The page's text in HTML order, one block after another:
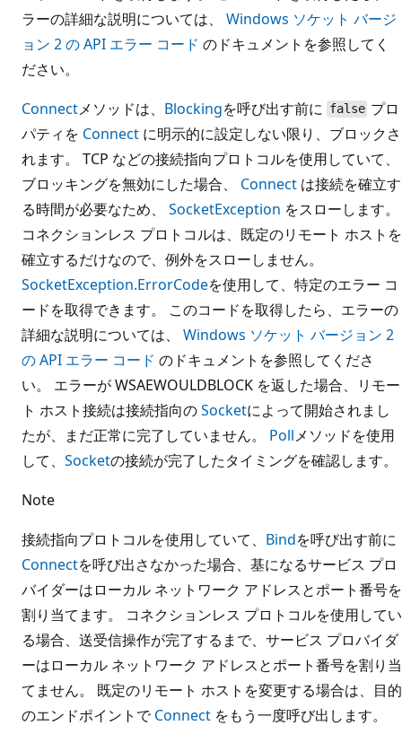
ラーの詳細な説明については、 Windows ソケット バージ
ョン 2 の API エラー コード のドキュメントを参照してく
ださい。
Connectメソッドは、 Blockingを呼び出す前に false プロ
パティを Connect に明示的に設定しない限り、ブロックさ
れます。 TCP などの接続指向プロトコルを使用していて、
ブロッキングを無効にした場合、 Connect は接続を確立す
る時間が必要なため、 SocketException をスローします。
コネクションレス プロトコルは、既定のリモート ホストを
確立するだけなので、例外をスローしません。
SocketException.ErrorCodeを使用して、特定のエラー コ
ードを取得できます。 このコードを取得したら、エラーの
詳細な説明については、 Windows ソケット バージョン 2
の API エラー コード のドキュメントを参照してくださ
い。 エラーが WSAEWOULDBLOCK を返した場合、リモー
ト ホスト接続は接続指向のSocketによって開始されまし
たが、まだ正常に完了していません。 Pollメソッドを使用
して、 Socketの接続が完了したタイミングを確認します。
Note
接続指向プロトコルを使用していて、 Bindを呼び出す前に
Connectを呼び出さなかった場合、基になるサービス プロ
バイダーはローカル ネットワーク アドレスとポート番号を
割り当てます。 コネクションレス プロトコルを使用してい
る場合、送受信操作が完了するまで、サービス プロバイダ
ーはローカル ネットワーク アドレスとポート番号を割り当
てません。 既定のリモート ホストを変更する場合は、目的
のエンドポイントでConnect をもう一度呼び出します。